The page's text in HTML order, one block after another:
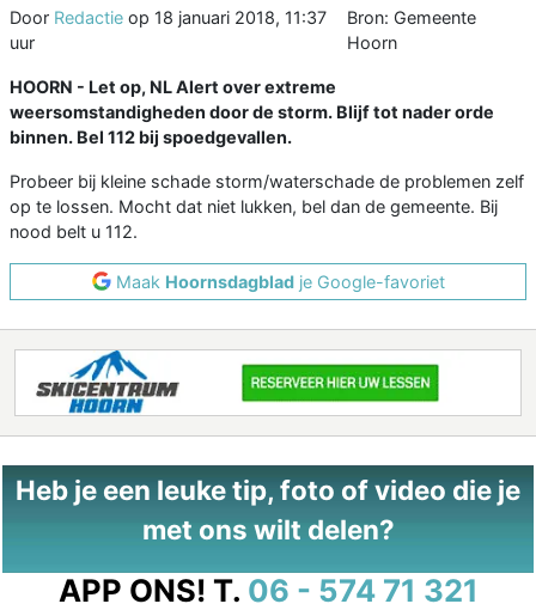
Door Redactie op 18 januari 2018, 11:37
uur
Bron: Gemeente
Hoorn
HOORN - Let op, NL Alert over extreme
weersomstandigheden door de storm. Blijf tot nader orde
binnen. Bel 112 bij spoedgevallen.
Probeer bij kleine schade storm/waterschade de problemen zelf
op te lossen. Mocht dat niet lukken, bel dan de gemeente. Bij
nood belt u 112.
Maak Hoornsdagbladje Google-favoriet
Heb je een leuke tip, foto of video die je
met ons wilt delen?
APP ONS! T. 06 - 574 71 321